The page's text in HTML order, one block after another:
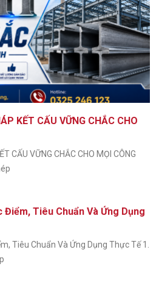
KẾT CẤU VỮNG CHẮC CHO
CẤU VỮNG CHẮC CHO MỌI CÔNG
Tiêu Chuẩn Và Ứng Dụng
Tiêu Chuẩn Và Ứng Dụng Thực Tế 1.